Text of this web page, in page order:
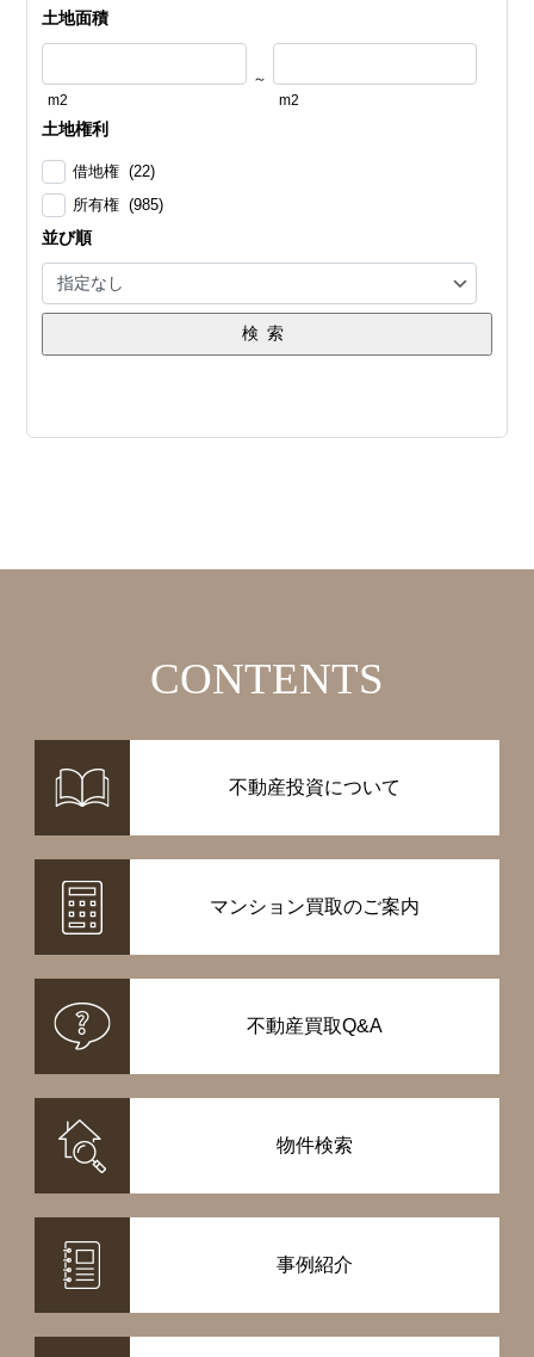
土地面積
m2
～
m2
土地権利
借地権 (22)
所有権 (985)
並び順
検索
CONTENTS
不動産投資について
マンション買取のご案内
不動産買取Q&A
物件検索
事例紹介